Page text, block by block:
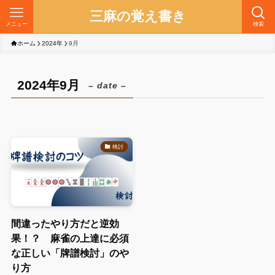
三麻の覚え書き 検索
メニュー
ホーム 2024年 9月
2024年9月 – date –
検討
間違ったやり方だと逆効
果！？ 麻雀の上達に必須
な正しい「牌譜検討」のや
り方